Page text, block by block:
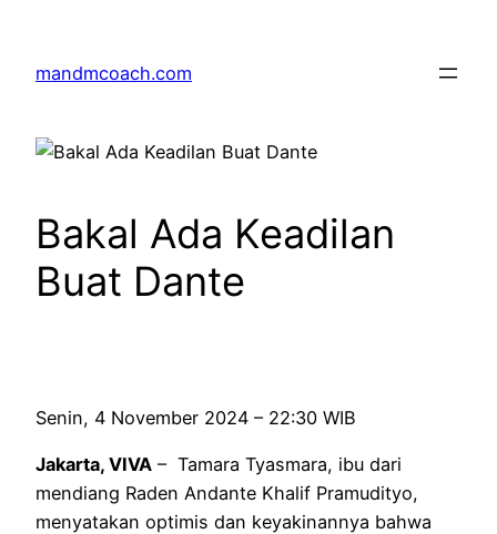
content
mandmcoach.com
Bakal Ada Keadilan
Buat Dante
Senin, 4 November 2024 – 22:30 WIB
Jakarta, VIVA – Tamara Tyasmara, ibu dari
mendiang Raden Andante Khalif Pramudityo,
menyatakan optimis dan keyakinannya bahwa